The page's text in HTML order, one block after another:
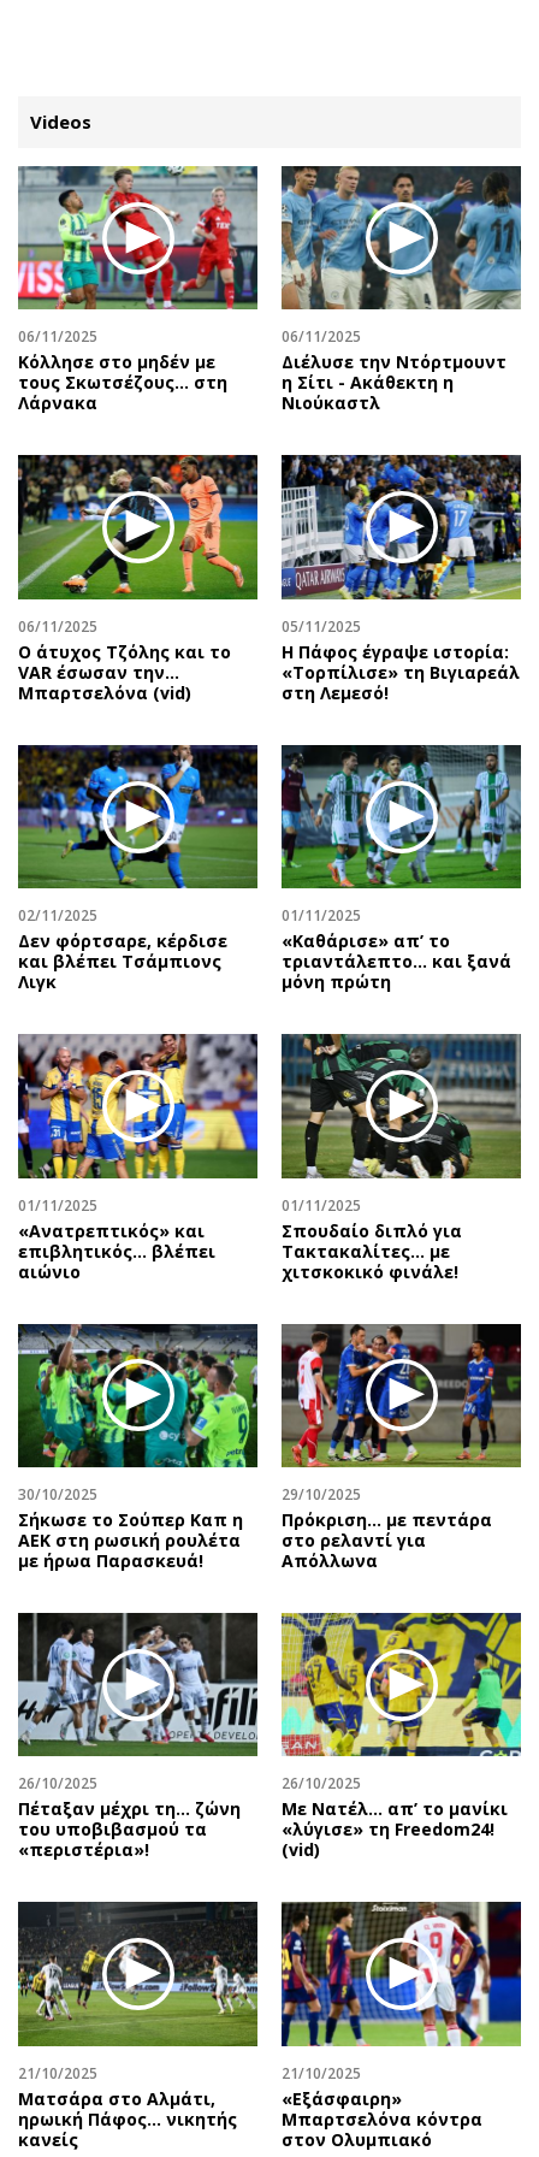
ΚΑΤΗΓΟΡΙΕΣ ΣΥΝΔΕΣΗ
Κύπρος
Παιδεία
Υγεία
Πολιτική
Βουλευτικές 2026
Προεδρικές 2023
Δημοσκοπήσεις
Διπλωματία
Αθλητισμός
Κύπρος
Ελλάδα
Διεθνή
Κληρώσεις Allwyn
Οικονομία
Real Estate
Επιχειρήσεις
Αγορές
Money Review
AstroBank Properties
Trends
Ναυτιλία
Περιβάλλον
Ελλάδα
Κόσμος
Πολιτισμός
Σινεμά
Μουσική
Εικαστικά
Βιβλίο
Χειρόγραφα
Απόψεις
Αρθρογραφία
The Hill
Υγεία
Αγγελίες
Πωλούνται
Ζητούν εργασία
Θέσεις εργασίας
Geek
Νέα
Κινητά-tablets
Social
Αυτοκίνηση
Πολιτική
Οικονομία
Γενικά
Αναδρομές
Πρόσωπα
Περιβάλλον
Good Life
Showbiz
Ταξίδια
Συνταγές
Έξοδος
Εκπομπές
Wine routes
Uncut
Προσφορές
Προσωπικότητες στην ''Κ''
Επιστολές
Videos
06/11/2025
Κόλλησε στο μηδέν με
τους Σκωτσέζους... στη
Λάρνακα
06/11/2025
Διέλυσε την Ντόρτμουντ
η Σίτι - Ακάθεκτη η
Νιούκαστλ
06/11/2025
Ο άτυχος Τζόλης και το
VAR έσωσαν την…
Μπαρτσελόνα (vid)
05/11/2025
Η Πάφος έγραψε ιστορία:
«Τορπίλισε» τη Βιγιαρεάλ
στη Λεμεσό!
02/11/2025
Δεν φόρτσαρε, κέρδισε
και βλέπει Τσάμπιονς
Λιγκ
01/11/2025
«Καθάρισε» απ’ το
τριαντάλεπτο… και ξανά
μόνη πρώτη
01/11/2025
«Ανατρεπτικός» και
επιβλητικός… βλέπει
αιώνιο
01/11/2025
Σπουδαίο διπλό για
Τακτακαλίτες… με
χιτσκοκικό φινάλε!
30/10/2025
Σήκωσε το Σούπερ Καπ η
ΑΕΚ στη ρωσική ρουλέτα
με ήρωα Παρασκευά!
29/10/2025
Πρόκριση... με πεντάρα
στο ρελαντί για
Απόλλωνα
26/10/2025
Πέταξαν μέχρι τη… ζώνη
του υποβιβασμού τα
«περιστέρια»!
26/10/2025
Με Νατέλ… απ’ το μανίκι
«λύγισε» τη Freedom24!
(vid)
21/10/2025
Ματσάρα στο Αλμάτι,
ηρωική Πάφος… νικητής
κανείς
21/10/2025
«Εξάσφαιρη»
Μπαρτσελόνα κόντρα
στον Ολυμπιακό